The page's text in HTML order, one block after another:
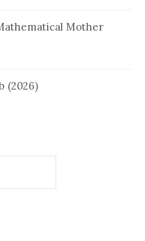
Mother
(2026)